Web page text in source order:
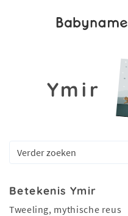
Ymir
Betekenis Ymir
Tweeling, mythische reus